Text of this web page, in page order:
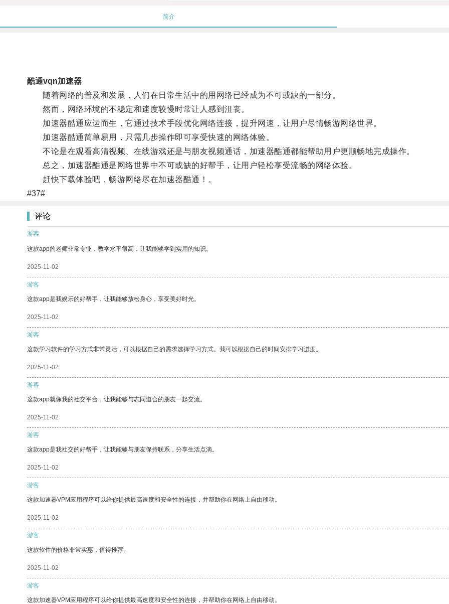
简介
酷通vqn加速器
随着网络的普及和发展，人们在日常生活中的用网络已经成为不可或缺的一部分。
然而，网络环境的不稳定和速度较慢时常让人感到沮丧。
加速器酷通应运而生，它通过技术手段优化网络连接，提升网速，让用户尽情畅游网络世界。
加速器酷通简单易用，只需几步操作即可享受快速的网络体验。
不论是在观看高清视频、在线游戏还是与朋友视频通话，加速器酷通都能帮助用户更顺畅地完成操作。
总之，加速器酷通是网络世界中不可或缺的好帮手，让用户轻松享受流畅的网络体验。
赶快下载体验吧，畅游网络尽在加速器酷通！。
#37#
评论
游客
这款app的老师非常专业，教学水平很高，让我能够学到实用的知识。
2025-11-02
游客
这款app是我娱乐的好帮手，让我能够放松身心，享受美好时光。
2025-11-02
游客
这款学习软件的学习方式非常灵活，可以根据自己的需求选择学习方式。我可以根据自己的时间安排学习进度。
2025-11-02
游客
这款app就像我的社交平台，让我能够与志同道合的朋友一起交流。
2025-11-02
游客
这款app是我社交的好帮手，让我能够与朋友保持联系，分享生活点滴。
2025-11-02
游客
这款加速器VPM应用程序可以给你提供最高速度和安全性的连接，并帮助你在网络上自由移动。
2025-11-02
游客
这款软件的价格非常实惠，值得推荐。
2025-11-02
游客
这款加速器VPM应用程序可以给你提供最高速度和安全性的连接，并帮助你在网络上自由移动。